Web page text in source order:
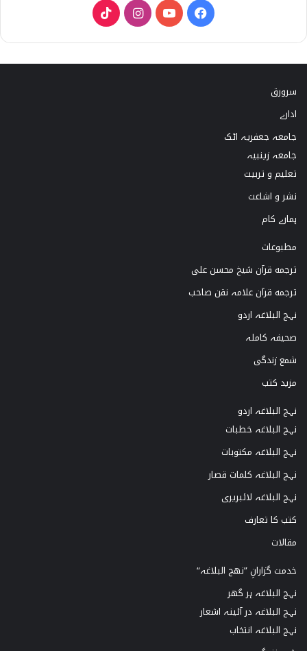
F
a
c
Y
o
u
n
s
T
i
k
سرورق
ادارے
جامعہ جعفریہ اٹک
جامعہ زینبیہ
تعلیم و تربیت
نشر و اشاعت
ہمارے کام
مطبوعات
ترجمه قرآن شیخ محسن علی
ترجمه قرآن علامہ نقن صاحب
نہج البلاغہ اردو
صحیفہ کاملہ
شمع زندگی
مزید کتب
نہج البلاغہ اردو
نہج البلاغہ خطبات
نہج البلاغہ مکتوبات
نہج البلاغہ کلمات قصار
نہج البلاغہ لائبریری
کتب کا تعارف
مقالات
خدمت گزارانِ ”نھج البلاغہ“
نہج البلاغہ ہر گھر
نہج البلاغہ در آئینہ اشعار
نہج البلاغہ انتخاب